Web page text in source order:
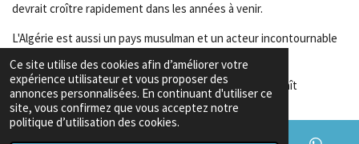
Ce site utilise des cookies afin d’améliorer votre
expérience utilisateur et vous proposer des
annonces personnalisées. En continuant d'utiliser ce
site, vous confirmez que vous acceptez notre
politique d’utilisation des cookies.
devrait croître rapidement dans les années à venir.
L'Algérie est aussi un pays musulman et un acteur incontournable
Par conséquent, l'industrie automobile en Algérie connaît
actuellement une croissance rapide.